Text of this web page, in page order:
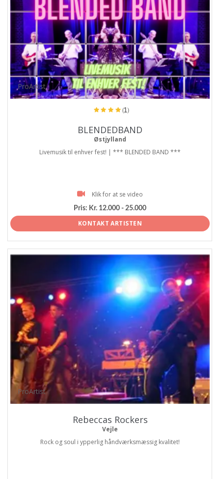
ProArtist
(1)
BLENDEDBAND
Østjylland
Livemusik til enhver fest! | *** BLENDED BAND ***
Klik for at se video
Pris: Kr. 12.000 - 25.000
KONTAKT ARTISTEN
ProArtist
Rebeccas Rockers
Vejle
Rock og soul i ypperlig håndværksmæssig kvalitet!